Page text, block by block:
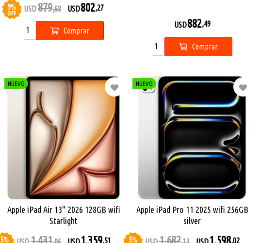
9%
OFF
USD879,68 USD802,27
Comprar
USD882,49
Comprar
NUEVO
Apple iPad Air 13" 2026 128GB wifi
Starlight
5% ,51
NUEVO
Apple iPad Pro 11 2025 wifi 256GB
silver
5% ,02